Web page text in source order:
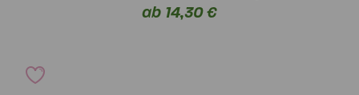
ab 14,30 €